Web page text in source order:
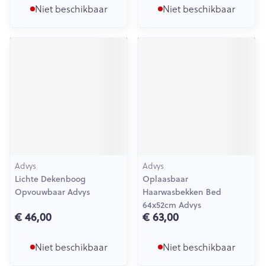
Niet beschikbaar Niet beschikbaar
Advys
Lichte Dekenboog
Opvouwbaar Advys
€ 46,00
Niet beschikbaar
Advys
Oplaasbaar
Haarwasbekken Bed
64x52cm Advys
€ 63,00
Niet beschikbaar